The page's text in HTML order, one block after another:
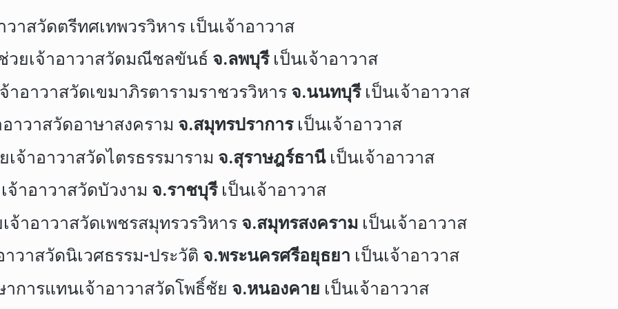
าสวัดตรีทศเทพวรวิหาร เป็นเจ้าอาวาส
ยเจ้าอาวาสวัดมณีชลขันธ์ จ.ลพบุรีเป็นเจ้าอาวาส
าอาวาสวัดเขมาภิรตารามราชวรวิหาร จ.นนทบุรีเป็นเจ้าอาวาส
าวาสวัดอาษาสงคราม จ.สมุทรปราการเป็นเจ้าอาวาส
จ้าอาวาสวัดไตรธรรมาราม จ.สุราษฎร์ธานีเป็นเจ้าอาวาส
าอาวาสวัดบัวงาม จ.ราชบุรีเป็นเจ้าอาวาส
าอาวาสวัดเพชรสมุทรวรวิหาร จ.สมุทรสงคราม เป็นเจ้าอาวาส
วาสวัดนิเวศธรรม-ประวัติ จ.พระนครศรีอยุธยา เป็นเจ้าอาวาส
การแทนเจ้าอาวาสวัดโพธิ์ชัย จ.หนองคาย เป็นเจ้าอาวาส